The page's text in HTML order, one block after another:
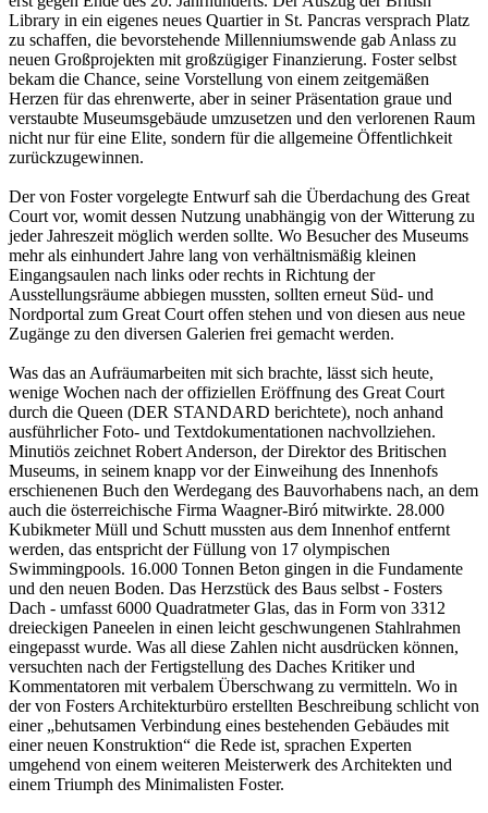
Library in ein eigenes neues Quartier in St. Pancras versprach Platz
zu schaffen, die bevorstehende Millenniumswende gab Anlass zu
neuen Großprojekten mit großzügiger Finanzierung. Foster selbst
bekam die Chance, seine Vorstellung von einem zeitgemäßen
Herzen für das ehrenwerte, aber in seiner Präsentation graue und
verstaubte Museumsgebäude umzusetzen und den verlorenen Raum
nicht nur für eine Elite, sondern für die allgemeine Öffentlichkeit
zurückzugewinnen.
Der von Foster vorgelegte Entwurf sah die Überdachung des Great
Court vor, womit dessen Nutzung unabhängig von der Witterung zu
jeder Jahreszeit möglich werden sollte. Wo Besucher des Museums
mehr als einhundert Jahre lang von verhältnismäßig kleinen
Eingangsaulen nach links oder rechts in Richtung der
Ausstellungsräume abbiegen mussten, sollten erneut Süd- und
Nordportal zum Great Court offen stehen und von diesen aus neue
Zugänge zu den diversen Galerien frei gemacht werden.
Was das an Aufräumarbeiten mit sich brachte, lässt sich heute,
wenige Wochen nach der offiziellen Eröffnung des Great Court
durch die Queen (DER STANDARD berichtete), noch anhand
ausführlicher Foto- und Textdokumentationen nachvollziehen.
Minutiös zeichnet Robert Anderson, der Direktor des Britischen
Museums, in seinem knapp vor der Einweihung des Innenhofs
erschienenen Buch den Werdegang des Bauvorhabens nach, an dem
auch die österreichische Firma Waagner-Biró mitwirkte. 28.000
Kubikmeter Müll und Schutt mussten aus dem Innenhof entfernt
werden, das entspricht der Füllung von 17 olympischen
Swimmingpools. 16.000 Tonnen Beton gingen in die Fundamente
und den neuen Boden. Das Herzstück des Baus selbst - Fosters
Dach - umfasst 6000 Quadratmeter Glas, das in Form von 3312
dreieckigen Paneelen in einen leicht geschwungenen Stahlrahmen
eingepasst wurde. Was all diese Zahlen nicht ausdrücken können,
versuchten nach der Fertigstellung des Daches Kritiker und
Kommentatoren mit verbalem Überschwang zu vermitteln. Wo in
der von Fosters Architekturbüro erstellten Beschreibung schlicht von
einer „behutsamen Verbindung eines bestehenden Gebäudes mit
einer neuen Konstruktion“ die Rede ist, sprachen Experten
umgehend von einem weiteren Meisterwerk des Architekten und
einem Triumph des Minimalisten Foster.